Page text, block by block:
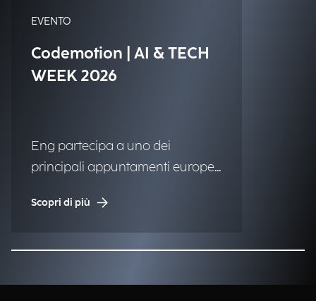
EVENTO
Codemotion | AI & TECH
WEEK 2026
Eng partecipa a uno dei
principali appuntamenti europei
tecnologica!
Scopri di più